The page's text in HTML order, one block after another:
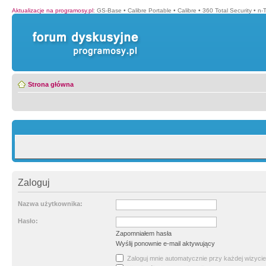
Aktualizacje na programosy.pl: GS-Base • Calibre Portable • Calibre • 360 Total Security • n-
Strona główna
Zaloguj
Nazwa użytkownika:
Hasło:
Zapomniałem hasła
Wyślij ponownie e-mail aktywujący
Zaloguj mnie automatycznie przy każdej wizycie